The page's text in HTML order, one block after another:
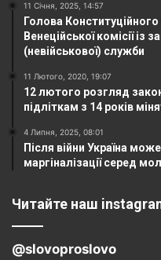
11 Січня, 2025, 14:57
Голова
Венеційської комісії
(невійськової) служби
11 Лютого, 2020, 19:07
12 лютого розгляд
підліткам з 14 років
4 Липня, 2025, 08:01
Після війни Україна
маргіналізації серед
Читайте наш
@slovoproslovo